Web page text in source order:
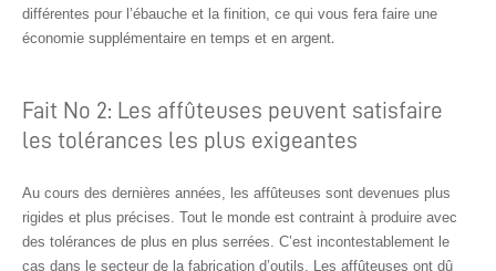
différentes pour l’ébauche et la finition, ce qui vous fera faire une
économie supplémentaire en temps et en argent.
Fait No 2: Les affûteuses peuvent satisfaire
les tolérances les plus exigeantes
Au cours des dernières années, les affûteuses sont devenues plus
rigides et plus précises. Tout le monde est contraint à produire avec
des tolérances de plus en plus serrées. C’est incontestablement le
cas dans le secteur de la fabrication d’outils. Les affûteuses ont dû